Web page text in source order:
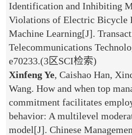
Identification and Inhibiting
Violations of Electric Bicycle
Machine Learning[J].
Telecommunications
e70233.(3区SCI检索)
Xinfeng Ye, Caishao Han,
Wang. How and when top
commitment facilitates
behavior: A multilevel
model[J]. Chinese